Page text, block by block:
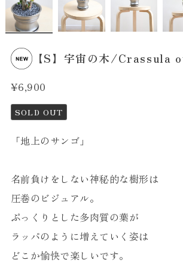
【S】宇宙の木/Crassula
¥6,900
SOLD OUT
「地上のサンゴ」
名前負けをしない神秘的な樹形は
圧巻のビジュアル。
ぷっくりとした多肉質の葉が
ラッパのように増えていく姿は
どこか愉快で楽しいです。